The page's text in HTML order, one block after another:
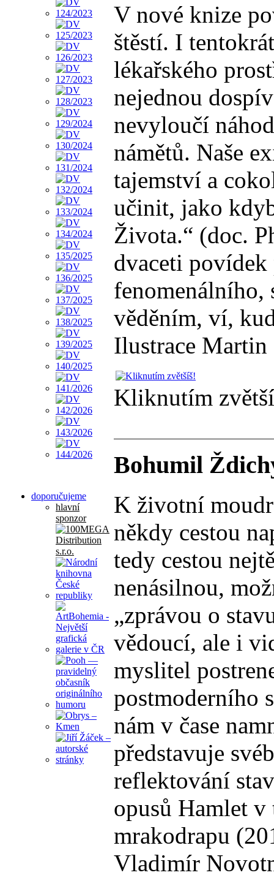
doporučujeme
hlavní
sponzor
V nové knize
štěstí. I
lékařského
nejednou
nevyloučí
námětů. Naše
tajemství a
učinit, jako
Života.“ (doc.
dvaceti
fenomenálního,
věděním, ví,
Ilustrace Martin
Kliknutím
Bohumil
K životní
někdy cestou
tedy cestou
nenásilnou,
„zprávou o
vědoucí, ale i
myslitel
postmoderního
nám v čase
představuje
reflektování
opusů Hamlet v
mrakodrapu
Vladimír